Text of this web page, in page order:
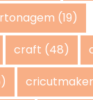
(19)
craft (48)
cricutmaker